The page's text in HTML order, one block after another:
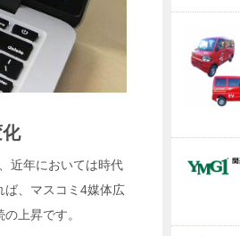
近年においては時代
ば、マスコミ4媒体広
上昇です。